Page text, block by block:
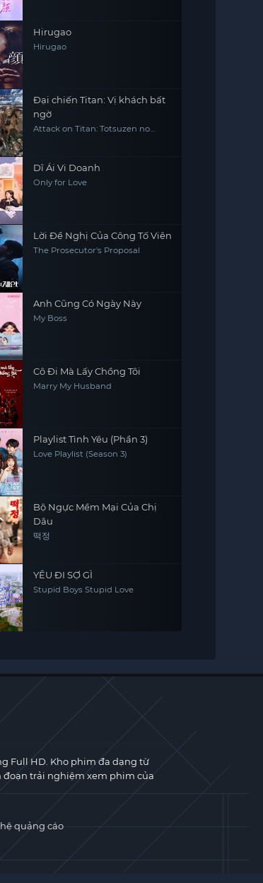
Hirugao
Hirugao
Đại chiến Titan: Vị khách bất
ngờ
Attack on Titan: Totsuzen no
Dĩ Ái Vi Doanh
Only for Love
Lời Đề Nghị Của Công Tố Viên
The Prosecutor's Proposal
Anh Cũng Có Ngày Này
My Boss
Cô Đi Mà Lấy Chồng Tôi
Marry My Husband
Playlist Tình Yêu (Phần 3)
Love Playlist (Season 3)
Bộ Ngực Mềm Mại Của Chị
Dâu
떡정
YÊU ĐI SỢ GÌ
Stupid Boys Stupid Love
Full HD. Kho phim đa dạng từ
đoạn trải nghiệm xem phim của
quảng cáo